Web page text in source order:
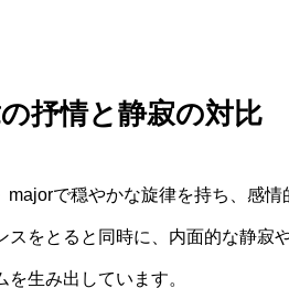
抒情と静寂の対比
で穏やかな旋律を持ち、感
スをとると同時に、内面的な静寂
を生み出しています。